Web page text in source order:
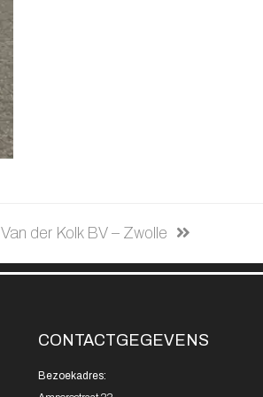
next
Van der Kolk BV – Zwolle
CONTACTGEGEVENS
Bezoekadres: